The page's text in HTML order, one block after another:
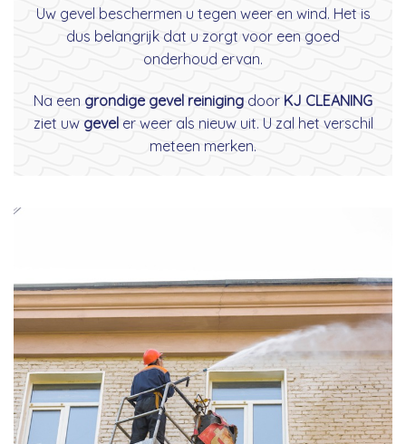
Uw gevel beschermen u tegen weer en wind. Het is
dus belangrijk dat u zorgt voor een goed
onderhoud ervan.
Na een grondige gevel reiniging door KJ CLEANING
ziet uw geveler weer als nieuw uit. U zal het verschil
meteen merken.